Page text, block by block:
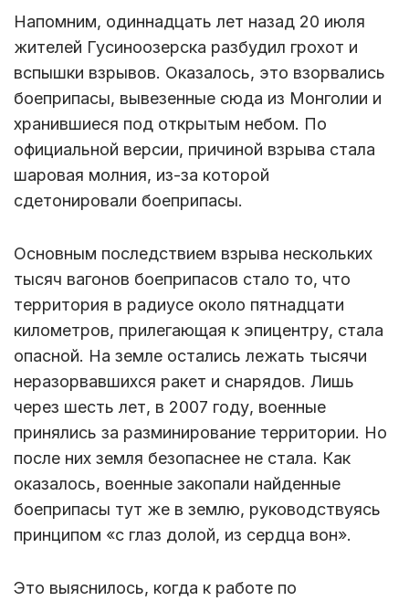
Напомним, одиннадцать лет назад 20 июля
жителей Гусиноозерска разбудил грохот и
вспышки взрывов. Оказалось, это взорвались
боеприпасы, вывезенные сюда из Монголии и
хранившиеся под открытым небом. По
официальной версии, причиной взрыва стала
шаровая молния, из-за которой
сдетонировали боеприпасы.
Основным последствием взрыва нескольких
тысяч вагонов боеприпасов стало то, что
территория в радиусе около пятнадцати
километров, прилегающая к эпицентру, стала
опасной. На земле остались лежать тысячи
неразорвавшихся ракет и снарядов. Лишь
через шесть лет, в 2007 году, военные
принялись за разминирование территории. Но
после них земля безопаснее не стала. Как
оказалось, военные закопали найденные
боеприпасы тут же в землю, руководствуясь
принципом «с глаз долой, из сердца вон».
Это выяснилось, когда к работе по